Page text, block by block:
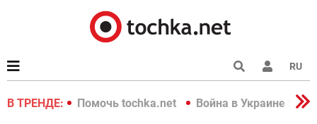
RU
В ТРЕНДЕ:
2022 Помочь tochka.net Война в Украине 2022